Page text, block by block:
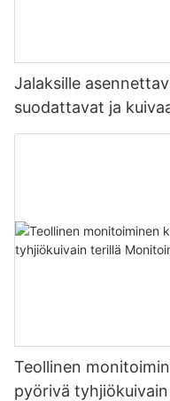
Jalaksille
suodattavat ja
Teollinen
pyörivä